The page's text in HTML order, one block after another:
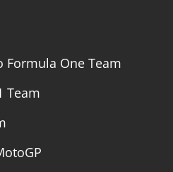
Formula One Team
Team